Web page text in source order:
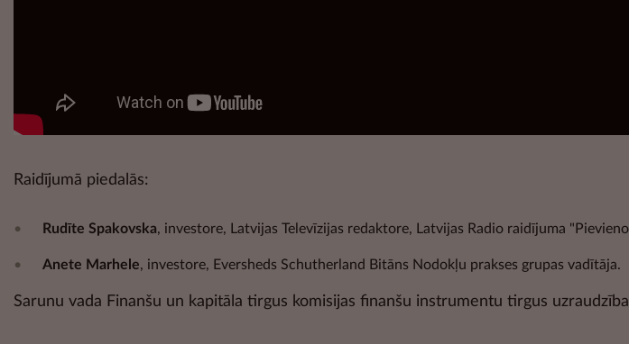
Raidījumā piedalās:
Rudīte Spakovska, investore, Latvijas Televīzijas redaktore, Latvijas Radio raidījuma
Anete Marhele, investore, Eversheds Schutherland Bitāns Nodokļu prakses grupas vadītāja.
Sarunu vada Finanšu un kapitāla tirgus komisijas finanšu instrumentu tirgus